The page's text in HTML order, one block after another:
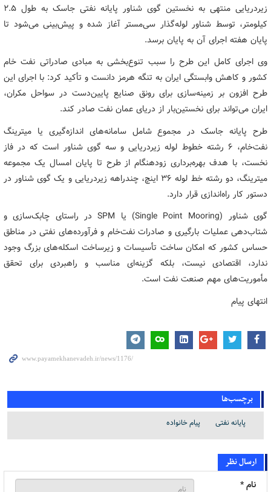
زیردریایی منتهی به نخستین گوی شناور پایانه نفتی جاسک به طول ۲.۵
کیلومتر، توسط شناور لوله‌گذار سی‌مستر آغاز شده و پیش‌بینی می‌شود تا
پایان هفته اجرای آن به پایان برسد.
وی اجرای کامل این طرح را سبب تنوع‌بخشی به مبادی صادراتی نفت خام
کشور و کاهش وابستگی ایران به تنگه هرمز دانست و تأکید کرد: با اجرای این
طرح افزون بر زمینه‌سازی برای رونق صنایع پایین‌دست در سواحل مکران،
ایران می‌تواند برای نخستین‌بار از دریای عمان نفت صادر کند.
طرح پایانه جاسک در مجموع شامل سامانه‌های اندازه‌گیری یا میترینگ
نفت‌خام، ۶ رشته خطوط لوله زیردریایی و سه گوی شناور است که در فاز
نخست، با هدف بهره‌برداری زودهنگام از طرح تا پایان امسال یک مجموعه
میترینگ، دو رشته خط‌ لوله ۳۶ اینچ، چندراهه زیردریایی و یک گوی شناور در
دستور کار راه‌اندازی قرار دارد.
گوی شناور (Single Point Mooring) یا SPM در راستای چابک‌سازی و
شتاب‌دهی عملیات بارگیری و صادرات نفت‌خام و فرآورده‌های نفتی در مناطق
حساس کشور که امکان ساخت تأسیسات و زیرساخت اسکله‌های بزرگ وجود
ندارد، اقتصادی نیست، بلکه گزینه‌ای مناسب و راهبردی برای تحقق
مأموریت‌های مهم صنعت نفت است.
انتهای پیام
برچسب‌ها
پایانه نفتی پیام خانواده
ارسال نظر
نام *